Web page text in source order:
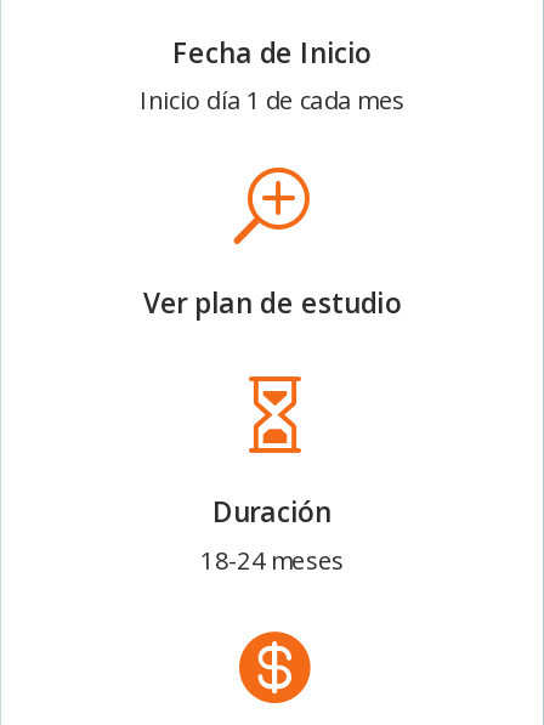
Fecha de Inicio
Inicio día 1 de cada mes
T
Ver plan de estudio

Duración
18-24 meses
